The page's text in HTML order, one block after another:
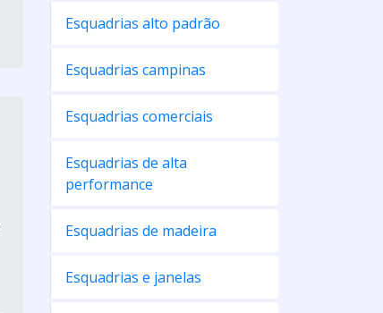
Esquadrias alto padrão
Esquadrias campinas
Esquadrias comerciais
Esquadrias de alta
performance
Esquadrias de madeira
Esquadrias e janelas